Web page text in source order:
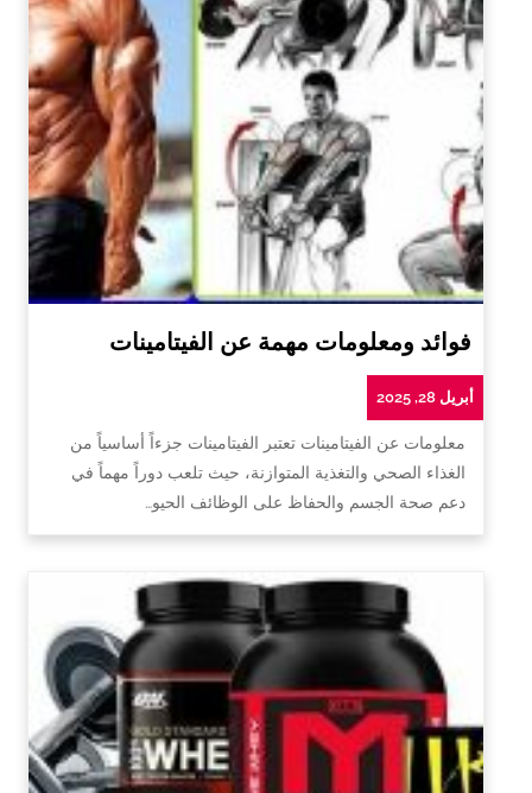
فوائد ومعلومات مهمة عن الفيتامينات
أبريل 28, 2025
معلومات عن الفيتامينات تعتبر الفيتامينات جزءاً أساسياً من
الغذاء الصحي والتغذية المتوازنة، حيث تلعب دوراً مهماً في
دعم صحة الجسم والحفاظ على الوظائف الحيو…